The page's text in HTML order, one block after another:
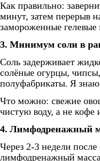
Как правильно:
минут, затем перерыв
замороженные гелевые
3. Минимум соли в
Соль задерживает
солёные огурцы,
полуфабрикаты. Я
Что можно: свежие
чистую воду, а не кофе
4. Лимфодренажный
Через 2-3 недели
лимфодренажный